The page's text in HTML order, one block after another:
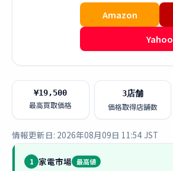
Amazon
Yahoo
¥19,500
最高買取価格
3店舗
価格取得店舗数
情報更新日: 2026年08月09日 11:54 JST
1 家電市場 最高値